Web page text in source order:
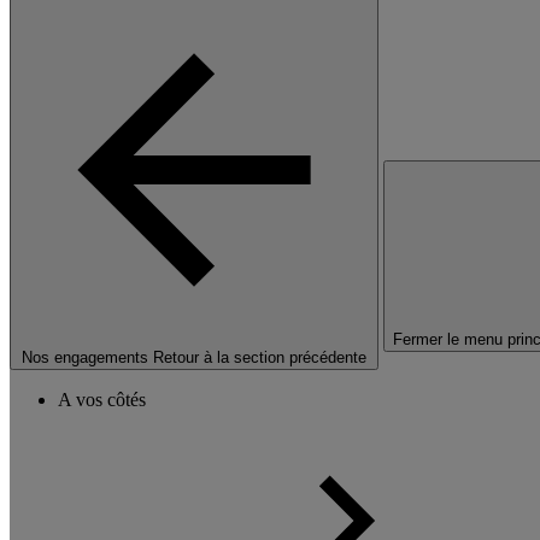
Nos engagements Retour à la section précédente
Fermer le menu
A vos côtés